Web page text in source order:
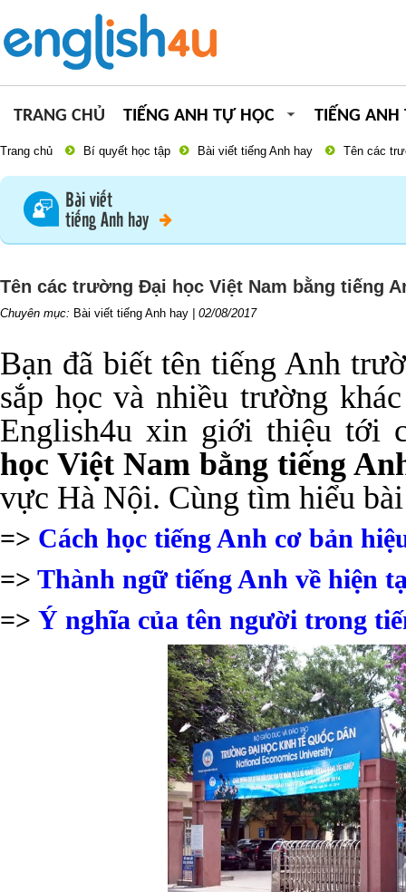
TRANG CHỦ TIẾNG ANH TỰ HỌC TIẾNG ANH
Trang chủ Bí quyết học tập Bài viết tiếng Anh hay Tên các
Bài viết
tiếng Anh hay
Tên các trường Đại học Việt Nam bằng tiếng
Chuyên mục: Bài viết tiếng Anh hay 02/08/2017
Bạn đã biết tên tiếng Anh
sắp học và nhiều trường
English4u xin giới thiệu tới
học Việt Nam bằng tiếng
vực Hà Nội. Cùng tìm hiểu
=> Cách học tiếng Anh cơ bản
=> Thành ngữ tiếng Anh về hiện
=> Ý nghĩa của tên người trong